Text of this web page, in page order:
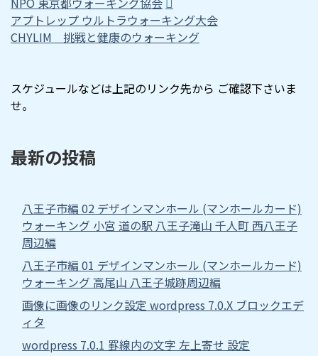
アプトレップ ウルトラウォーキング大会
CHYLIM 挑戦と健康のウォーキング
スケジュールなどは上記のリンク先から ご確認下さいま
せ。
最新の投稿
八王子市編 02 デザインマンホール (マンホールカード)
ウォーキング 小宮 道の駅 八王子滝山 千人町 西八王子
周辺編
八王子市編 01 デザインマンホール (マンホールカード)
ウォーキング 高尾山 八王子城跡周辺編
画像に画像のリンク設定 wordpress 7.0.X ブロックエデ
ィタ
wordpress 7.0.1 罫線内の文字 左上寄せ 設定